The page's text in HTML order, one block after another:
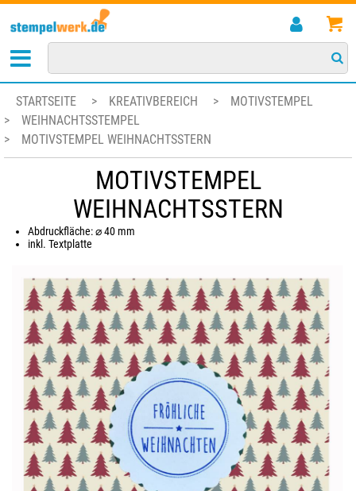
STARTSEITE > KREATIVBEREICH >
MOTIVSTEMPEL
>
WEIHNACHTSSTEMPEL
>
MOTIVSTEMPEL WEIHNACHTSSTERN
MOTIVSTEMPEL
WEIHNACHTSSTERN
Abdruckfläche: ⌀ 40 mm
inkl. Textplatte